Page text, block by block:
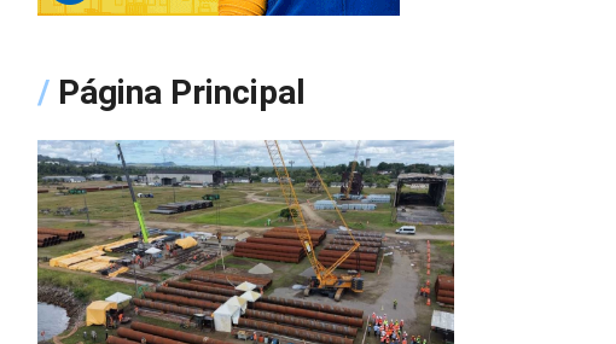
/ Página Principal